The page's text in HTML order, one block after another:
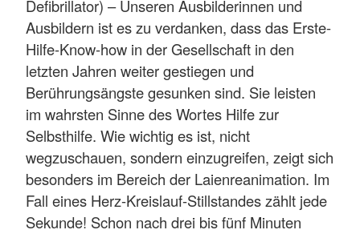
Defibrillator) – Unseren Ausbilderinnen und
Ausbildern ist es zu verdanken, dass das Erste-
Hilfe-Know-how in der Gesellschaft in den
letzten Jahren weiter gestiegen und
Berührungsängste gesunken sind. Sie leisten
im wahrsten Sinne des Wortes Hilfe zur
Selbsthilfe. Wie wichtig es ist, nicht
wegzuschauen, sondern einzugreifen, zeigt sich
besonders im Bereich der Laienreanimation. Im
Fall eines Herz-Kreislauf-Stillstandes zählt jede
Sekunde! Schon nach drei bis fünf Minuten